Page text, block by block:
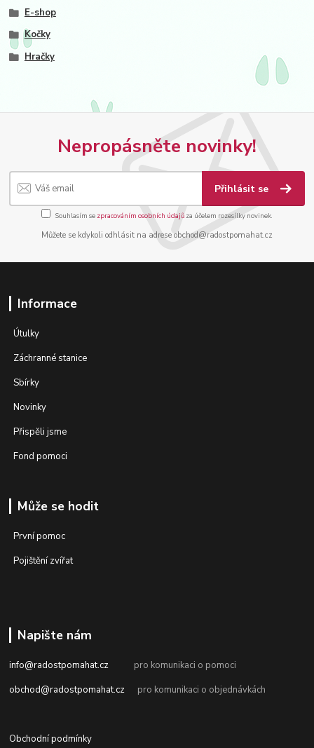
E-shop
Kočky
Hračky
Nepropásněte novinky!
Přihlásit se
Souhlasím se zpracováním osobních údajů za účelem rozesílky novinek.
Můžete se kdykoli odhlásit na adrese obchod@radostpomahat.cz
Informace
Útulky
Záchranné stanice
Sbírky
Novinky
Přispěli jsme
Fond pomoci
Může se hodit
První pomoc
Pojištění zvířat
Napište nám
info@radostpomahat.cz pro komunikaci o pomoci
obchod@radostpomahat.cz pro komunikaci o objednávkách
Obchodní podmínky